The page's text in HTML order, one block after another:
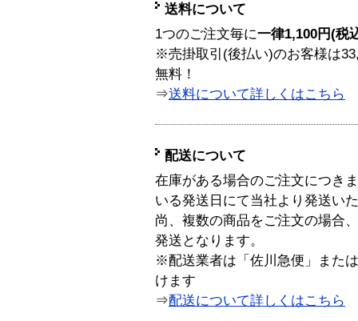
送料について
1つのご注文毎に一律1,100円(税
※売掛取引(後払い)のお客様は
無料！
⇒送料について詳しくはこちら
配送について
在庫がある場合のご注文につき
いる発送日にて当社より発送い
尚、複数の商品をご注文の場合
発送となります。
※配送業者は「佐川急便」また
けます
⇒配送について詳しくはこちら